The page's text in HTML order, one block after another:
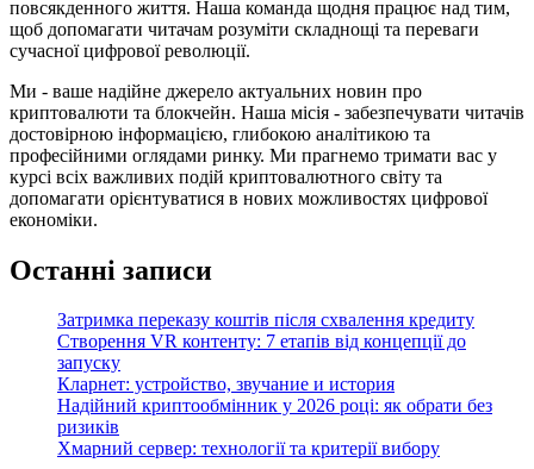
повсякденного життя. Наша команда щодня працює над тим,
щоб допомагати читачам розуміти складнощі та переваги
сучасної цифрової революції.
Ми - ваше надійне джерело актуальних новин про
криптовалюти та блокчейн. Наша місія - забезпечувати читачів
достовірною інформацією, глибокою аналітикою та
професійними оглядами ринку. Ми прагнемо тримати вас у
курсі всіх важливих подій криптовалютного світу та
допомагати орієнтуватися в нових можливостях цифрової
економіки.
Останні записи
Затримка переказу коштів після схвалення кредиту
Створення VR контенту: 7 етапів від концепції до
запуску
Кларнет: устройство, звучание и история
Надійний криптообмінник у 2026 році: як обрати без
ризиків
Хмарний сервер: технології та критерії вибору